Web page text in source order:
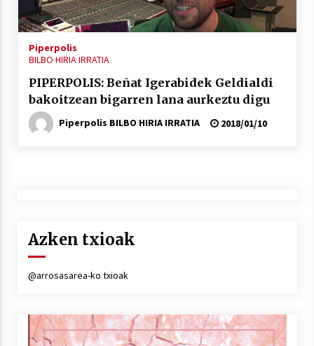
2021/11/25
Mahai-ingurua: irratia, podcastak
eta ondoren zer?
Arrosaren IX. Topaketak – Mila
2021/11/11
Arrosa sareko IX. topaketak!
2021/10/13
Piperpolis
BILBO HIRIA IRRATIA
PIPERPOLIS: Beñat Igerabidek Geldialdi
bakoitzean bigarren lana aurkeztu digu
Piperpolis BILBO HIRIA IRRATIA 2018/01/10
Azken txioak
@arrosasarea-ko txioak